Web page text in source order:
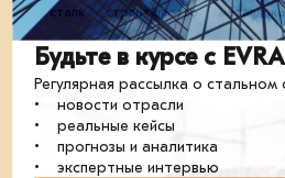
сталь строительство
24 апреля 2024
Будьте в курсе с
Регулярная рассылка о стальном
• новости отрасли
• реальные кейсы
• прогнозы и аналитика
• экспертные интервью